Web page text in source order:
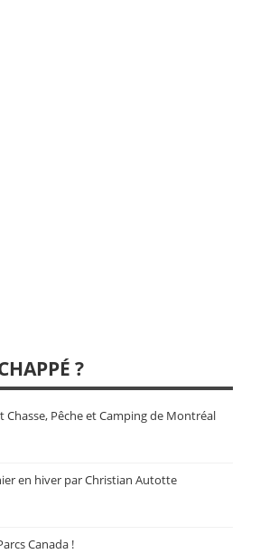
?
Chasse, Pêche et Camping de Montréal
en hiver par Christian Autotte
Canada !